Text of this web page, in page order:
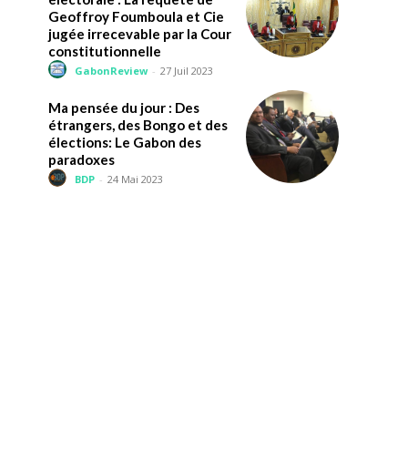
Geoffroy Foumboula et Cie
jugée irrecevable par la Cour
constitutionnelle
GabonReview - 27 Juil 2023
Ma pensée du jour : Des
étrangers, des Bongo et des
élections: Le Gabon des
paradoxes
BDP - 24 Mai 2023